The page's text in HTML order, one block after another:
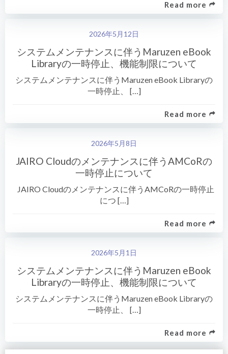
Read more
2026年5月12日
システムメンテナンスに伴うMaruzen eBook
Libraryの一時停止、機能制限について
システムメンテナンスに伴うMaruzen eBook Libraryの
一時停止、 […]
Read more
2026年5月8日
JAIRO Cloudのメンテナンスに伴うAMCoRの
一時停止について
JAIRO Cloudのメンテナンスに伴うAMCoRの一時停止
につ […]
Read more
2026年5月1日
システムメンテナンスに伴うMaruzen eBook
Libraryの一時停止、機能制限について
システムメンテナンスに伴うMaruzen eBook Libraryの
一時停止、 […]
Read more